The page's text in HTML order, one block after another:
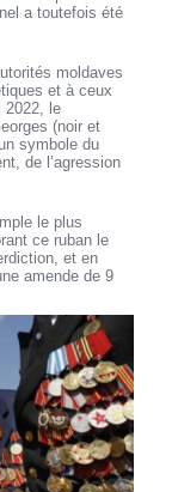
a toutefois été
moldaves
et à ceux
2022, le
(noir et
symbole du
de l’agression
le plus
ce ruban le
et en
amende de 9